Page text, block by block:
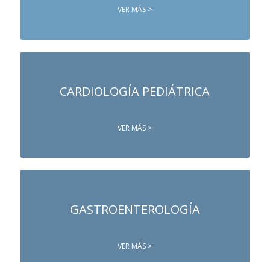
VER MÁS >
CARDIOLOGÍA PEDIÁTRICA
VER MÁS >
GASTROENTEROLOGÍA
VER MÁS >